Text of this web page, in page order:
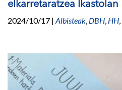
elkarretaratzea Ikastolan
2024/10/17 | Albisteak, DBH, HH,